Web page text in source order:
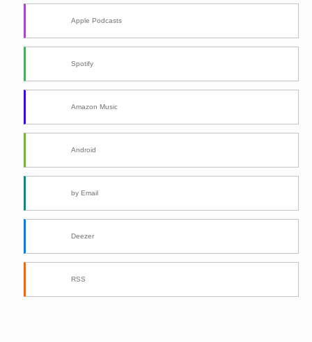
Apple Podcasts
Spotify
Amazon Music
Android
by Email
Deezer
RSS